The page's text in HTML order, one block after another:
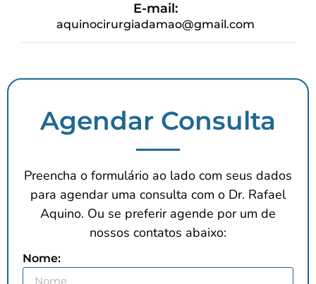
E-mail:
aquinocirurgiadamao@gmail.com
Agendar Consulta
Preencha o formulário ao lado com seus dados
para agendar uma consulta com o Dr. Rafael
Aquino. Ou se preferir agende por um de
nossos contatos abaixo:
Nome: